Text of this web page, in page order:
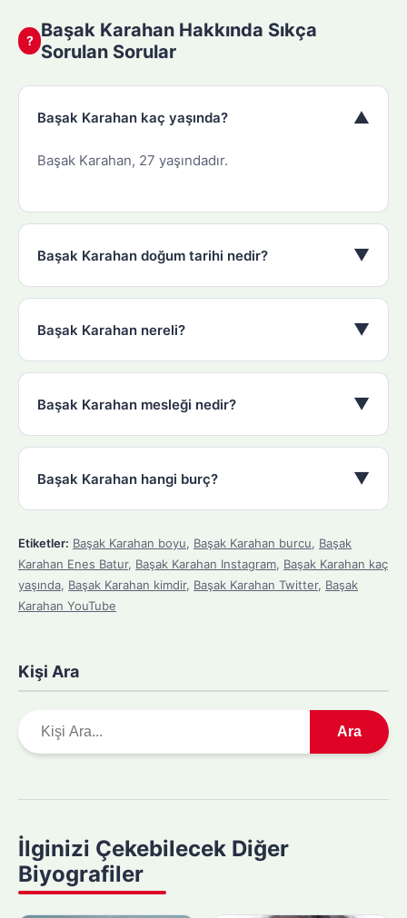
? Başak Karahan Hakkında Sıkça
Sorulan Sorular
Başak Karahan kaç yaşında? ▼
Başak Karahan, 27 yaşındadır.
Başak Karahan doğum tarihi nedir? ▼
Başak Karahan nereli? ▼
Başak Karahan mesleği nedir? ▼
Başak Karahan hangi burç? ▼
Etiketler: Başak Karahan boyu, Başak Karahan burcu, Başak
Karahan Enes Batur, Başak Karahan Instagram, Başak Karahan kaç
yaşında, Başak Karahan kimdir, Başak Karahan Twitter, Başak
Karahan YouTube
Kişi Ara
r
y
a
p
Ara
İlginizi Çekebilecek Diğer
Biyografiler